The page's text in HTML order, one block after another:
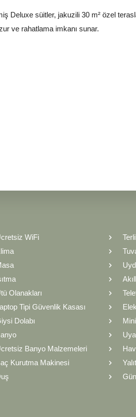
Deluxe süitler, jakuzili 30 m² özel
ve rahatlama imkanı sunar.
WiFi
Olanakları
Tipi Güvenlik Kasası
Dolabı
Banyo Malzemeleri
Kurutma Makinesi